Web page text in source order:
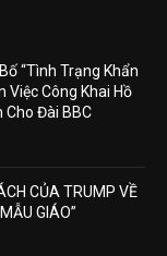
“Tình Trạng Khẩn
Việc Công Khai Hồ
Cho Đài BBC
CỦA TRUMP VỀ
GIÁO”